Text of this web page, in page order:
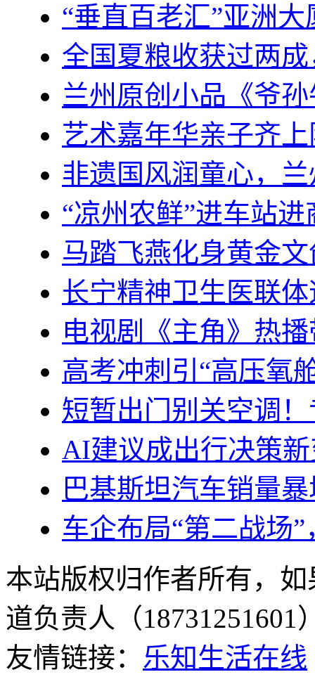
“垂直百老汇”亚洲
全国夏粮收获过两
兰州原创小品《爷
艺术嘉年华亲子齐
非遗国风润童心，
“凉州农鲜”进车站
马踏飞燕化身黄金
长宁精神卫生医联
电视剧《主角》热
高考冲刺引“高压氧
短暂出门别关空调
AI建议成出行决策
巴基斯坦汽车销量
车企布局“第二战场
本站版权归作者所有，
道负责人（
友情链接： 乐知生活在线